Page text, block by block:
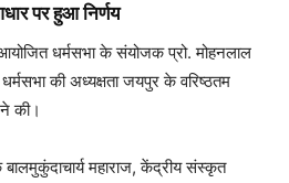
पर हुआ निर्णय
आयोजित धर्मसभा के संयोजक प्रो. मोहनलाल
की अध्यक्षता जयपुर के वरिष्ठतम
ने की।
बालमुकुंदाचार्य महाराज, केंद्रीय संस्कृत